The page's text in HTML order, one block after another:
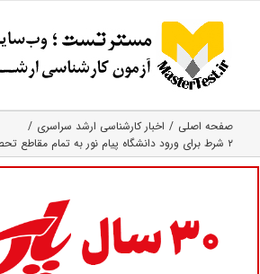
content
صفحه اصلی
اخبار کارشناسی ارشد سراسری
۲ شرط برای ورود دانشگاه پیام نور به تمام مقاطع تحصیلی